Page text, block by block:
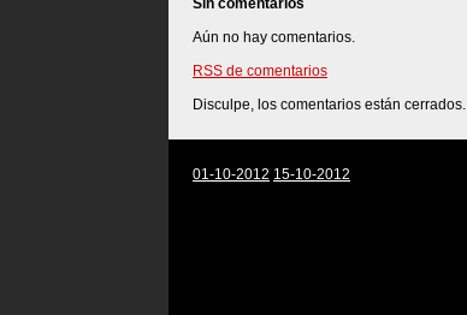
Sin comentarios
Aún no hay comentarios.
RSS de comentarios
Disculpe, los comentarios están cerrados.
01-10-2012 15-10-2012